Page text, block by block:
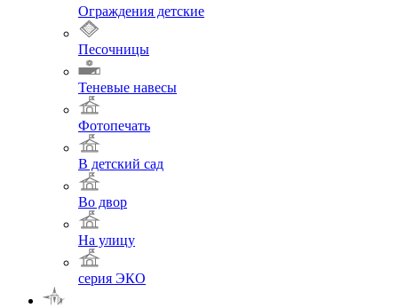
Ограждения детские
Песочницы
Теневые навесы
Фотопечать
В детский сад
Во двор
На улицу
серия ЭКО